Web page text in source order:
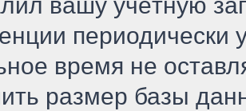
периодически
время не
размер базы